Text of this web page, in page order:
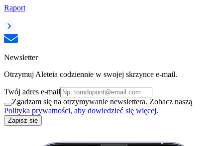
Raport
Newsletter
Otrzymuj Aleteia codziennie w swojej skrzynce e-mail.
Twój adres e-mail
Zgadzam się na otrzymywanie newslettera. Zobacz naszą
Polityka prywatności, aby dowiedzieć się więcej.
Zapisz się